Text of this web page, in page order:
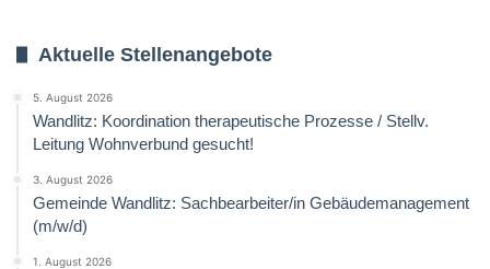
Aktuelle Stellenangebote
5. August 2026
Wandlitz: Koordination therapeutische Prozesse / Stellv.
Leitung Wohnverbund gesucht!
3. August 2026
Gemeinde Wandlitz: Sachbearbeiter/in Gebäudemanagement
(m/w/d)
1. August 2026